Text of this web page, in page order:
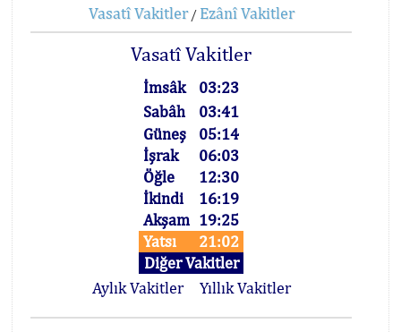
Vasatî Vakitler/ Ezânî Vakitler
Vasatî Vakitler
İmsâk
03:23
Sabâh
03:41
Güneş
05:14
İşrak
06:03
Öğle
12:30
İkindi
16:19
Akşam 19:25
Yatsı
21:02
Diğer Vakitler
Aylık Vakitler
Yıllık Vakitler